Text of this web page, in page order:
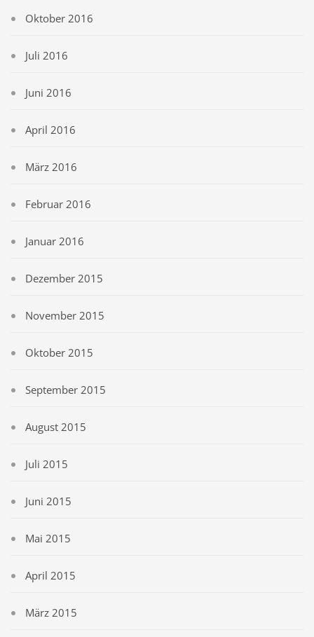
Oktober 2016
Juli 2016
Juni 2016
April 2016
März 2016
Februar 2016
Januar 2016
Dezember 2015
November 2015
Oktober 2015
September 2015
August 2015
Juli 2015
Juni 2015
Mai 2015
April 2015
März 2015